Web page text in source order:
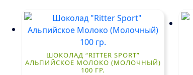
ШОКОЛАД “RITTER SPORT”
АЛЬПИЙСКОЕ МОЛОКО (МОЛОЧНЫЙ)
100 ГР.